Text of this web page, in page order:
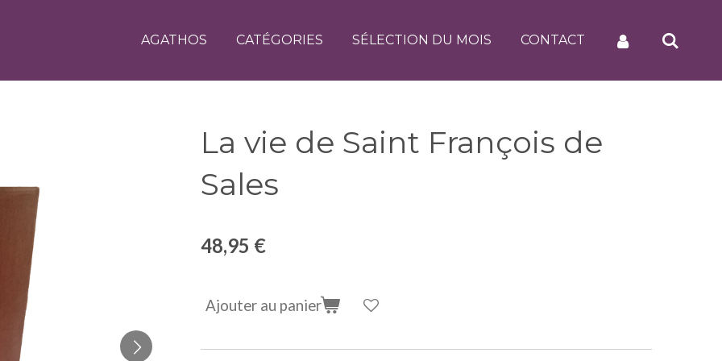
AGATHOS CATÉGORIES SÉLECTION DU MOIS CONTACT
La vie de Saint François de
Sales
48,95 €
Ajouter au panier